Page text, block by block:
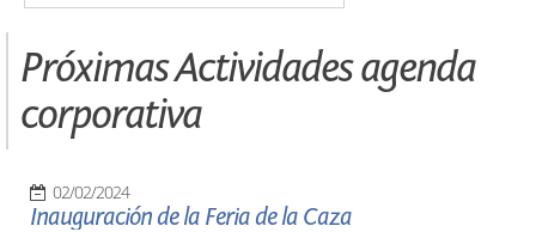
Próximas Actividades agenda
corporativa
02/02/2024
Inauguración de la Feria de la Caza